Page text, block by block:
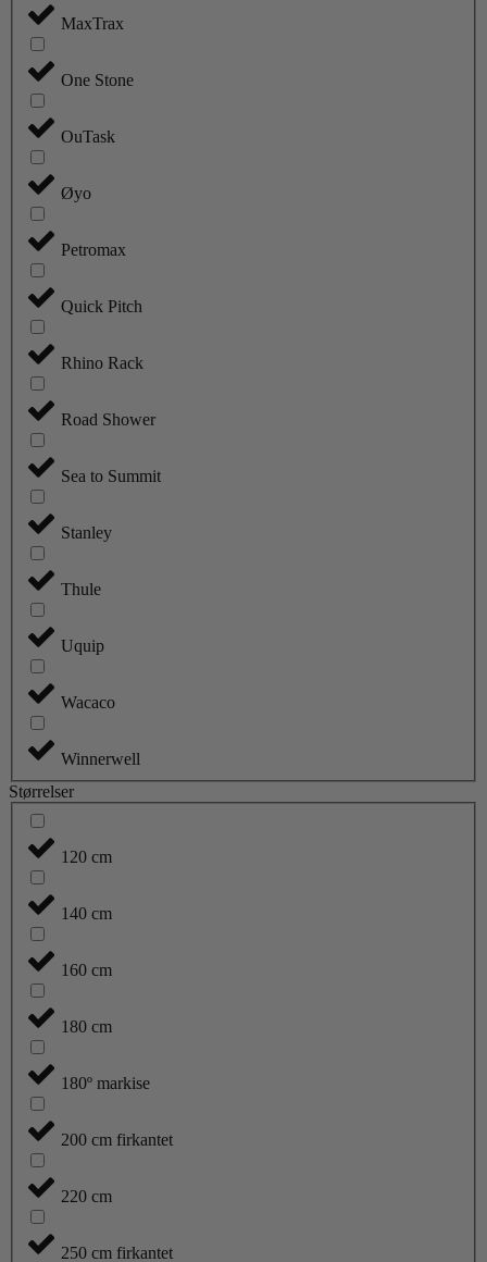
MaxTrax
One Stone
OuTask
Øyo
Petromax
Quick Pitch
Rhino Rack
Road Shower
Sea to Summit
Stanley
Thule
Uquip
Wacaco
Winnerwell
Størrelser
120 cm
140 cm
160 cm
180 cm
180º markise
200 cm firkantet
220 cm
250 cm firkantet